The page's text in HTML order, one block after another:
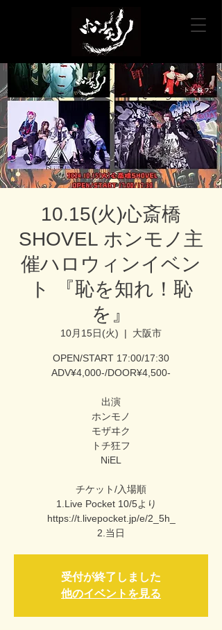
10.15(火)心斎橋
SHOVEL ホンモノ主
催ハロウィンイベン
ト 『恥を知れ！恥
を』
10月15日(火)
  |
大阪市
OPEN/START 17:00/17:30
ADV¥4,000-/DOOR¥4,500-
出演
ホンモノ
モザヰク
トチ狂フ
NiEL
チケット/入場順
1.Live Pocket 10/5より
https://t.livepocket.jp/e/2_5h_
2.当日
受付が終了しました
他のイベントを見る